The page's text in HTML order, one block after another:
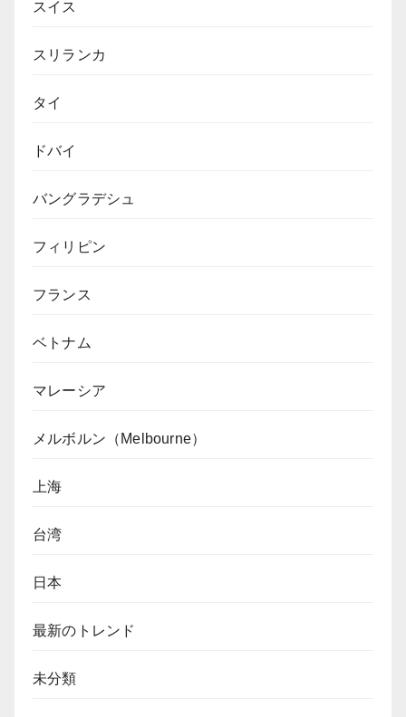
スイス
スリランカ
タイ
ドバイ
バングラデシュ
フィリピン
フランス
ベトナム
マレーシア
メルボルン（Melbourne）
上海
台湾
日本
最新のトレンド
未分類